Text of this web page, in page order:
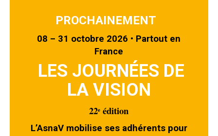
PROCHAINEMENT
08 – 31 octobre 2026 • Partout en
France
LES JOURNÉES DE
LA VISION
22ᵉ édition
L’AsnaV mobilise ses adhérents pour